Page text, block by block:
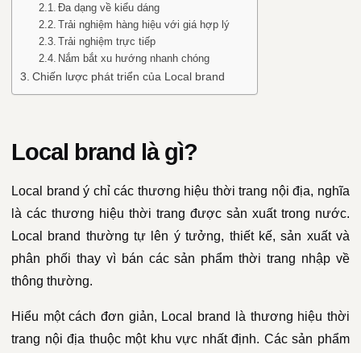
Đa dạng về kiểu dáng
Trải nghiệm hàng hiệu với giá hợp lý
Trải nghiệm trực tiếp
Nắm bắt xu hướng nhanh chóng
Chiến lược phát triển của Local brand
Local brand là gì?
Local brand ý chỉ các thương hiệu thời trang nội địa, nghĩa
là các thương hiệu thời trang được sản xuất trong nước.
Local brand thường tự lên ý tưởng, thiết kế, sản xuất và
phân phối thay vì bán các sản phẩm thời trang nhập về
thông thường.
Hiểu một cách đơn giản, Local brand là thương hiệu thời
trang nội địa thuộc một khu vực nhất định. Các sản phẩm